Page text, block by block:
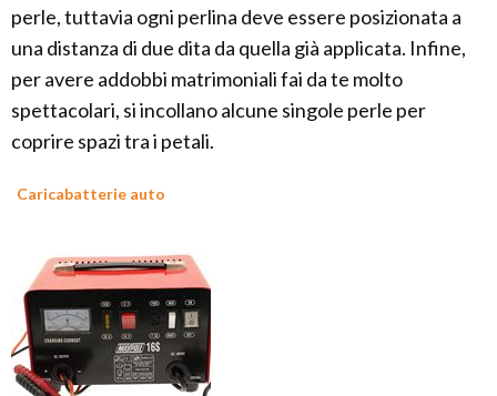
perle, tuttavia ogni perlina deve essere posizionata a
una distanza di due dita da quella già applicata. Infine,
per avere addobbi matrimoniali fai da te molto
spettacolari, si incollano alcune singole perle per
coprire spazi tra i petali.
Caricabatterie auto